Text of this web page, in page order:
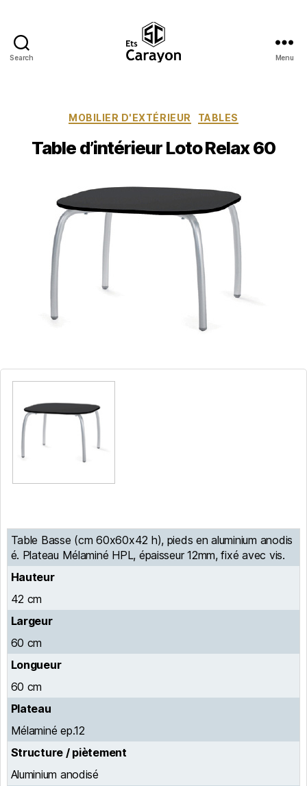
Search Menu
Catégories
MOBILIER D'EXTÉRIEUR TABLES
Table d’intérieur Loto Relax 60
Table Basse (cm 60x60x42 h), pieds en aluminium anodis
é. Plateau Mélaminé HPL, épaisseur 12mm, fixé avec vis.
Hauteur
42 cm
Largeur
60 cm
Longueur
60 cm
Plateau
Mélaminé ep.12
Structure / piètement
Aluminium anodisé